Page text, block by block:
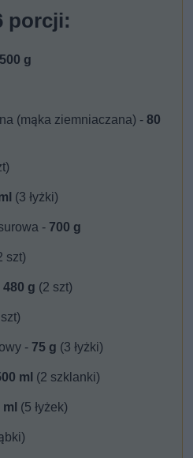
porcji:
g
(mąka ziemniaczana) -80
(3 łyżki)
- 700 g
szt)
480 g (2 szt)
- 75 g (3 łyżki)
ml (2 szklanki)
ml (5 łyżek)